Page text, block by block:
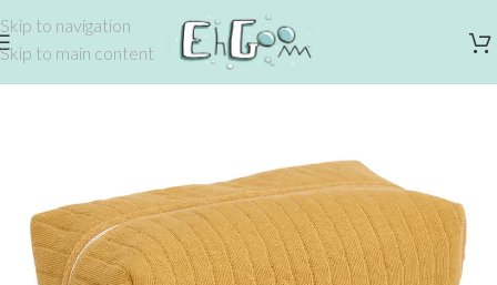
Skip to navigation
Skip to main content